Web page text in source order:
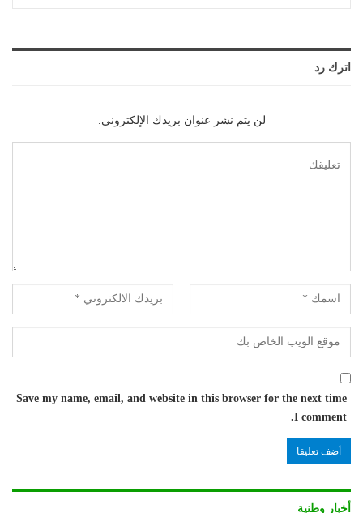
اترك رد
لن يتم نشر عنوان بريدك الإلكتروني.
Save my name, email, and website in this browser for the next time
I comment.
أخبار وطنية